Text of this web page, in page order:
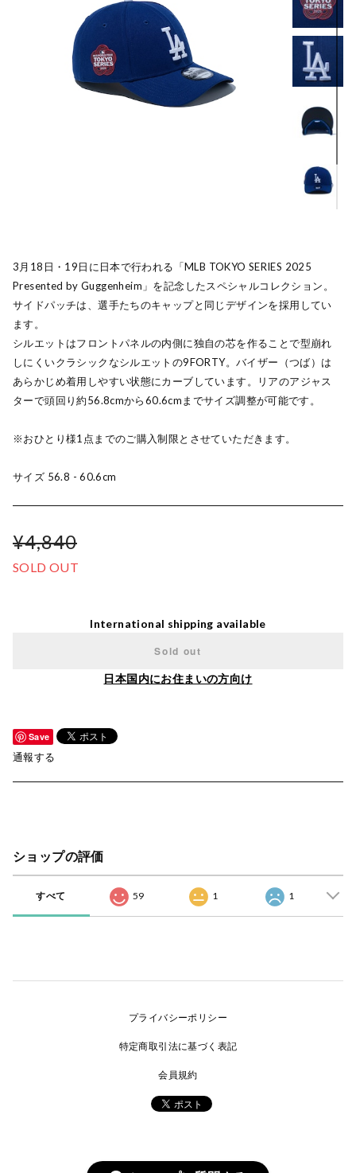
3月18日・19日に日本で行われる「MLB TOKYO SERIES 2025
Presented by Guggenheim」を記念したスペシャルコレクション。
サイドパッチは、選手たちのキャップと同じデザインを採用してい
ます。
シルエットはフロントパネルの内側に独自の芯を作ることで型崩れ
しにくいクラシックなシルエットの9FORTY。バイザー（つば）は
あらかじめ着用しやすい状態にカーブしています。リアのアジャス
ターで頭回り約56.8cmから60.6cmまでサイズ調整が可能です。
※おひとり様1点までのご購入制限とさせていただきます。
サイズ 56.8 - 60.6cm
¥4,840
SOLD OUT
International shipping available
Sold out
日本国内にお住まいの方向け
Save
通報する
ショップの評価
すべて 59 1 1
プライバシーポリシー
特定商取引法に基づく表記
会員規約